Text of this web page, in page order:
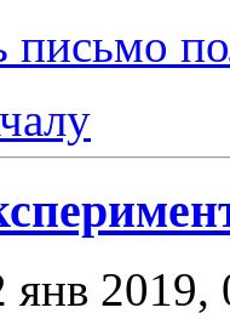
письмо
янв 2019,